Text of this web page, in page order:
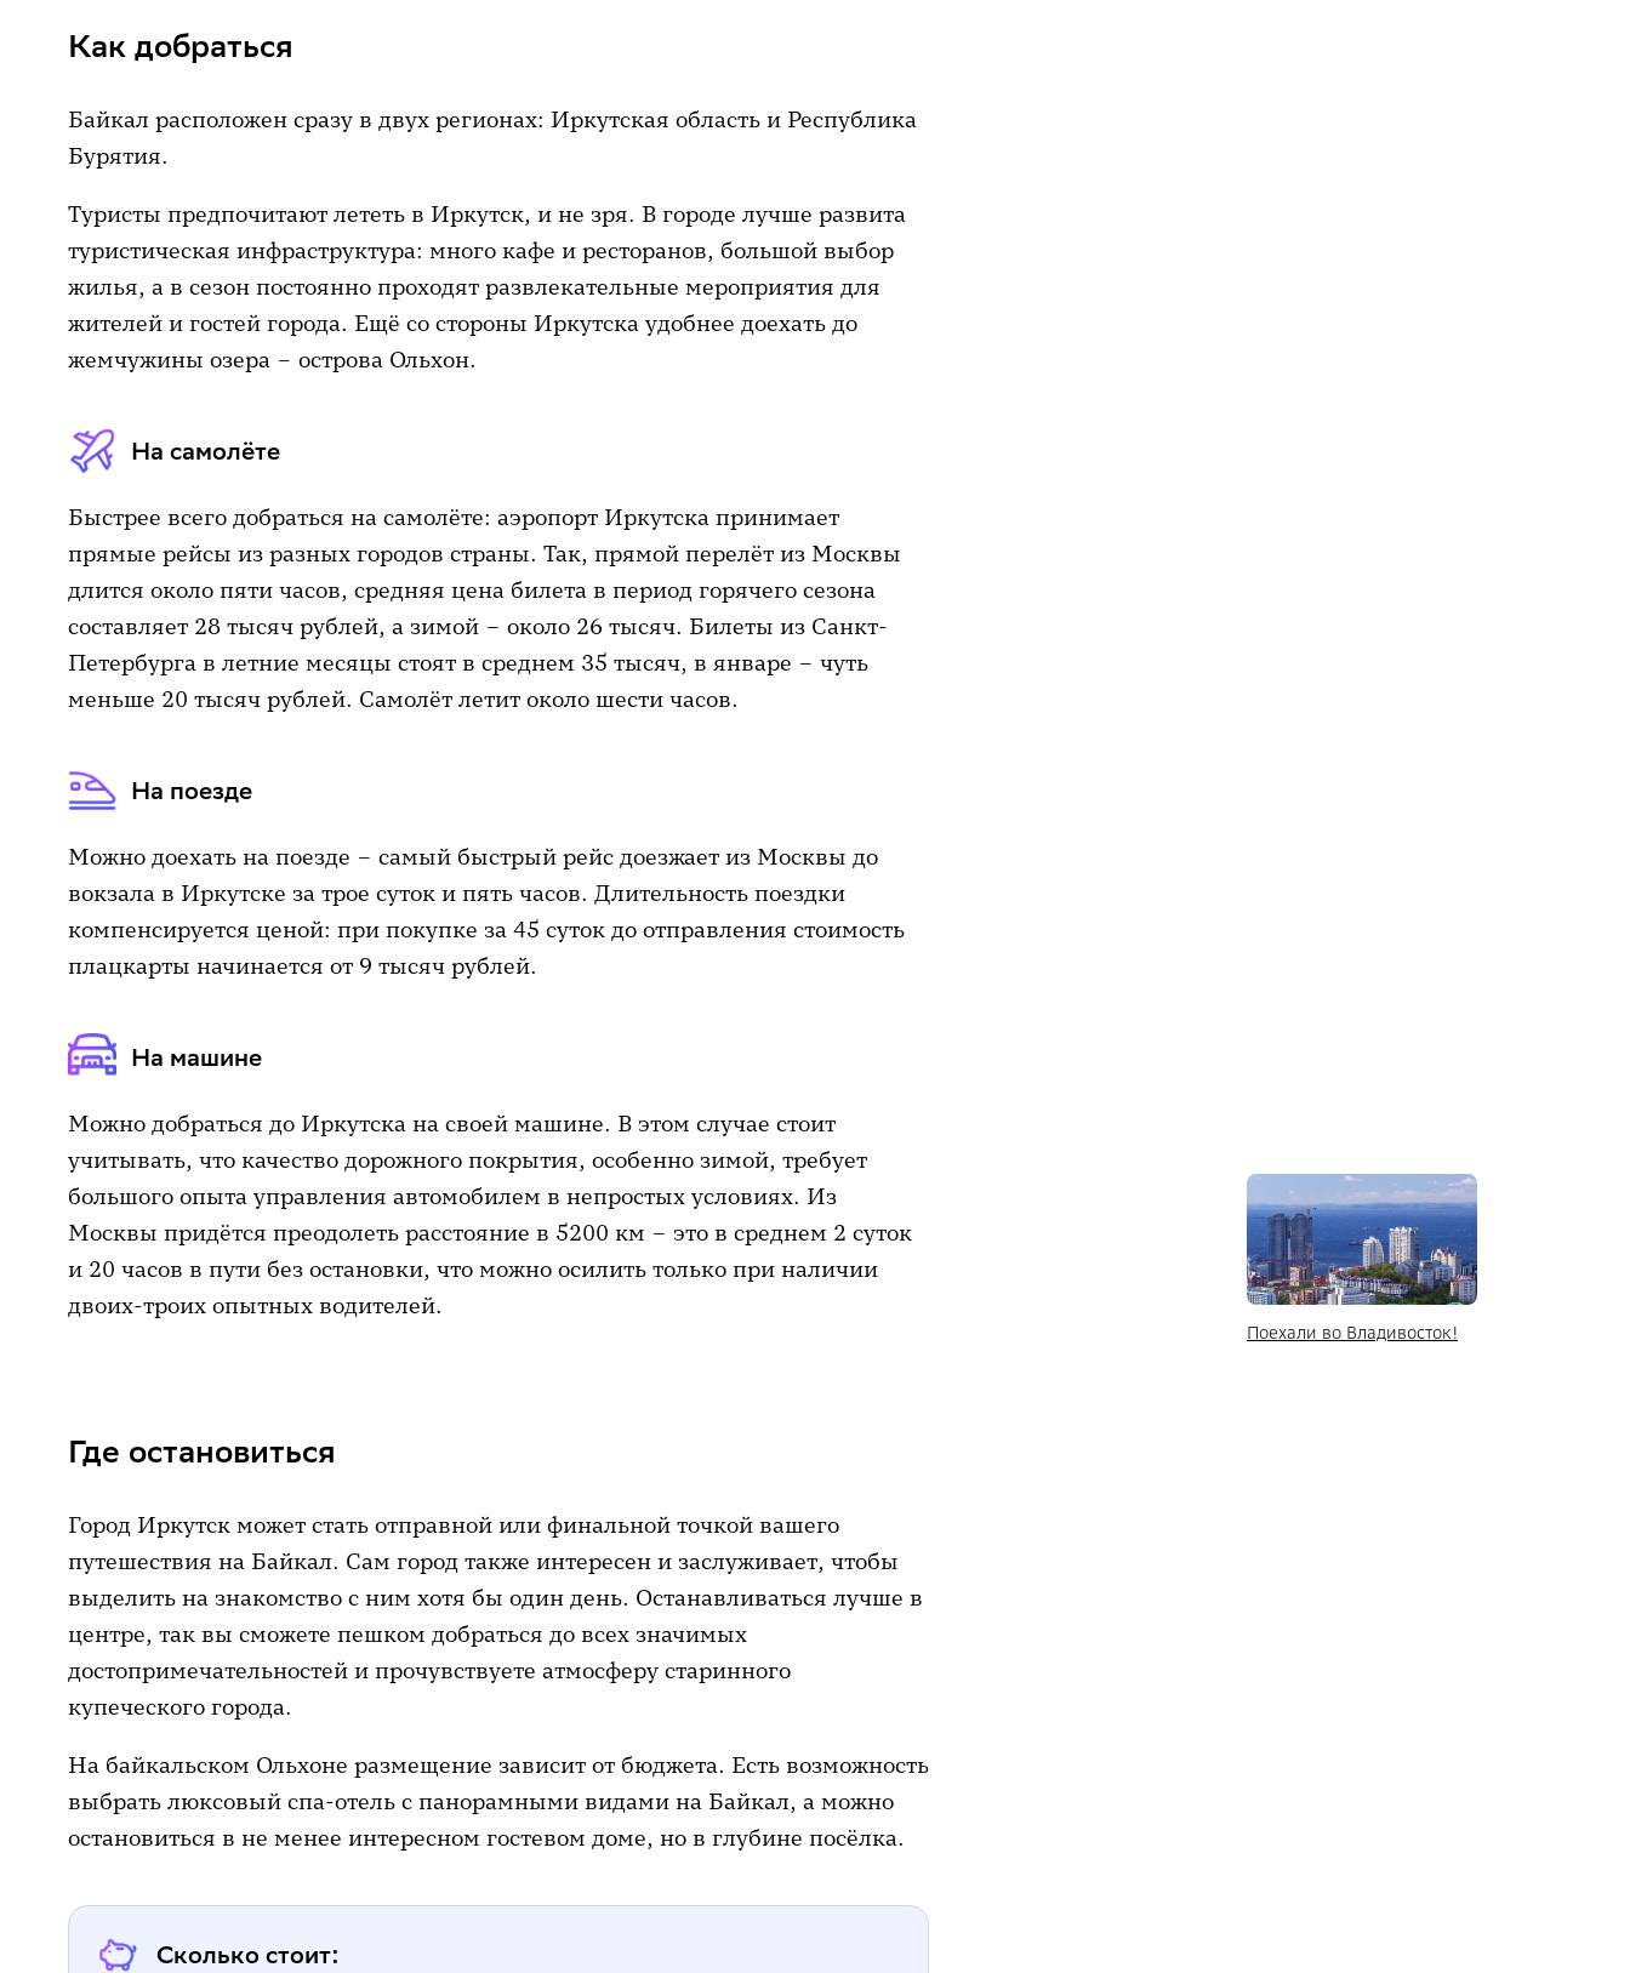
Как добраться
Байкал расположен сразу в двух регионах: Иркутская область и Республика
Бурятия.
Туристы предпочитают лететь в Иркутск, и не зря. В городе лучше развита
туристическая инфраструктура: много кафе и ресторанов, большой выбор
жилья, а в сезон постоянно проходят развлекательные мероприятия для
жителей и гостей города. Ещё со стороны Иркутска удобнее доехать до
жемчужины озера – острова Ольхон.
На самолёте
Быстрее всего добраться на самолёте: аэропорт Иркутска принимает
прямые рейсы из разных городов страны. Так, прямой перелёт из Москвы
длится около пяти часов, средняя цена билета в период горячего сезона
составляет 28 тысяч рублей, а зимой – около 26 тысяч. Билеты из Санкт-
Петербурга в летние месяцы стоят в среднем 35 тысяч, в январе – чуть
меньше 20 тысяч рублей. Самолёт летит около шести часов.
На поезде
Можно доехать на поезде – самый быстрый рейс доезжает из Москвы до
вокзала в Иркутске за трое суток и пять часов. Длительность поездки
компенсируется ценой: при покупке за 45 суток до отправления стоимость
плацкарты начинается от 9 тысяч рублей.
На машине
Можно добраться до Иркутска на своей машине. В этом случае стоит
учитывать, что качество дорожного покрытия, особенно зимой, требует
большого опыта управления автомобилем в непростых условиях. Из
Москвы придётся преодолеть расстояние в 5200 км – это в среднем 2 суток
и 20 часов в пути без остановки, что можно осилить только при наличии
двоих-троих опытных водителей.
Поехали во Владивосток!
Где остановиться
Город Иркутск может стать отправной или финальной точкой вашего
путешествия на Байкал. Сам город также интересен и заслуживает, чтобы
выделить на знакомство с ним хотя бы один день. Останавливаться лучше в
центре, так вы сможете пешком добраться до всех значимых
достопримечательностей и прочувствуете атмосферу старинного
купеческого города.
На байкальском Ольхоне размещение зависит от бюджета. Есть возможность
выбрать люксовый спа-отель с панорамными видами на Байкал, а можно
остановиться в не менее интересном гостевом доме, но в глубине посёлка.
Сколько стоит: